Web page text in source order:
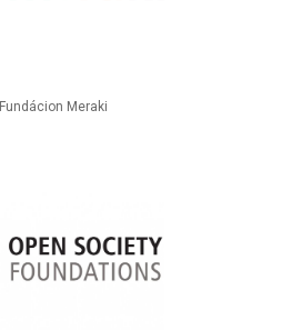
Fundácion Meraki